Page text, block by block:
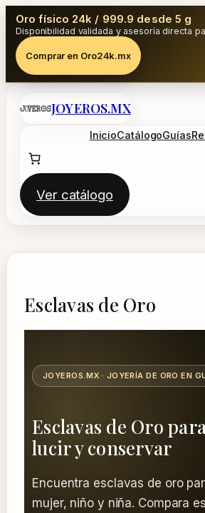
Oro físico 24k / 999.9 desde 5 g
Disponibilidad validada y asesoría directa
Comprar en Oro24k.mx
Saltar
JOYEROS.MX
InicioCatálogoGuías
Ver catálogo
Esclavas de Oro
JOYEROS.MX · JOYERÍA DE ORO EN
Esclavas de Oro
lucir y conservar
Encuentra esclavas de oro
mujer, niño y niña. Compara